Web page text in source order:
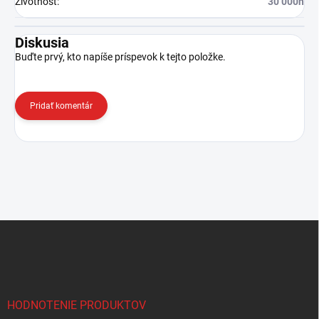
Diskusia
Buďte prvý, kto napíše príspevok k tejto položke.
Pridať komentár
HODNOTENIE PRODUKTOV